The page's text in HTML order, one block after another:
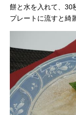
餅と水を入れて、30
プレートに流すと綺